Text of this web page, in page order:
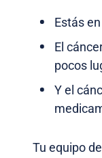
Estás
El
pocos
Y el
Tu equipo